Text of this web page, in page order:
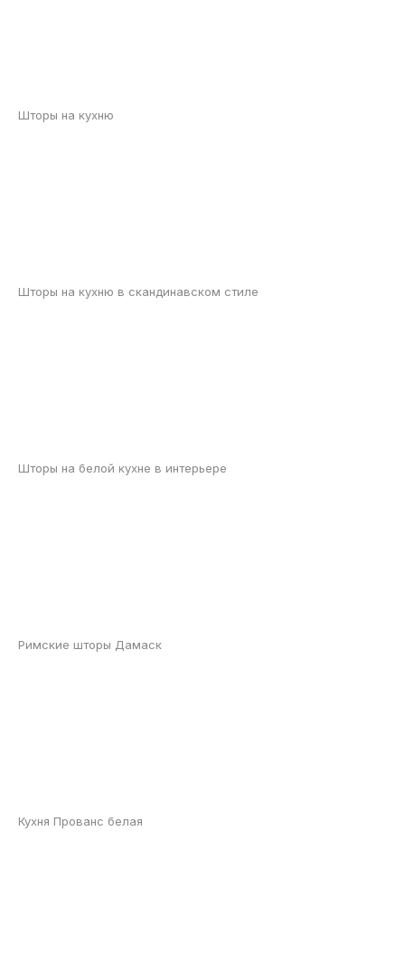
Шторы на кухню
Шторы на кухню в скандинавском стиле
Шторы на белой кухне в интерьере
Римские шторы Дамаск
Кухня Прованс белая